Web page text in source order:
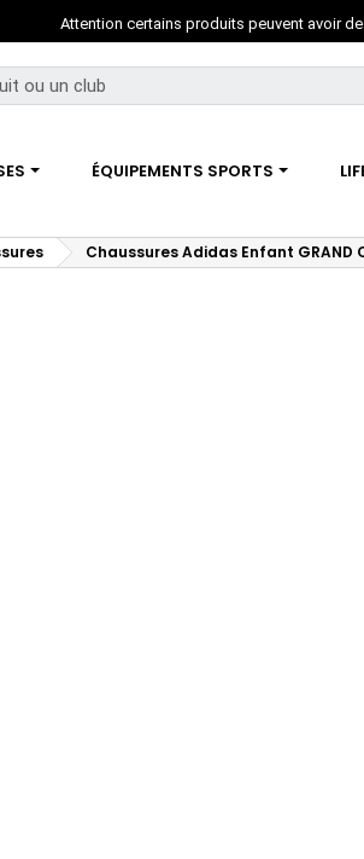
Attention certains produits peuvent avoir
ÉQUIPEMENTS SPORTS
Chaussures Adidas Enfant GRAND